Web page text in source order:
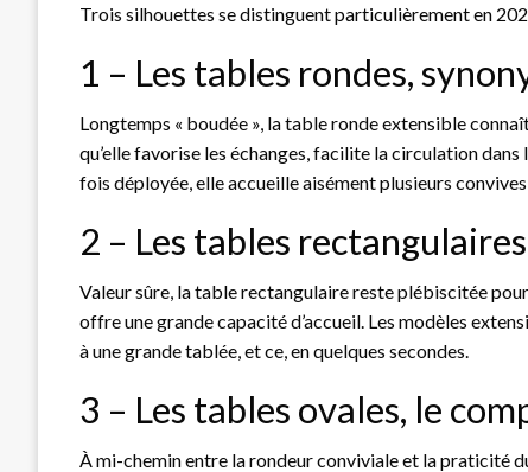
Trois silhouettes se distinguent particulièrement en
1 – Les tables rondes,
Longtemps « boudée », la table ronde extensible
qu’elle favorise les échanges, facilite la circulation
fois déployée, elle accueille aisément plusieurs
2 – Les tables
Valeur sûre, la table rectangulaire reste plébiscitée
offre une grande capacité d’accueil. Les modèles
à une grande tablée, et ce, en quelques secondes.
3 – Les tables ovales, le
À mi-chemin entre la rondeur conviviale et la praticité